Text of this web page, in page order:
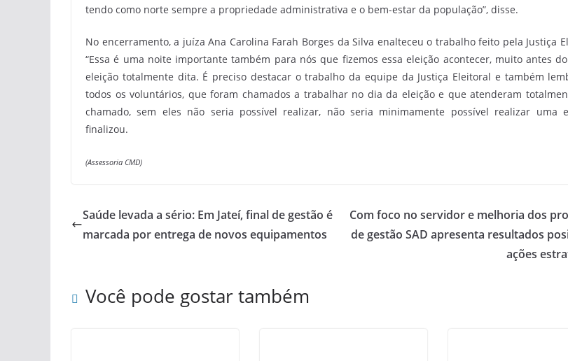
tendo como norte sempre a propriedade administrativa e o bem-estar da população”, disse.
No encerramento, a juíza Ana Carolina Farah Borges da Silva enalteceu o trabalho feito pela Justiça
“Essa é uma noite importante também para nós que fizemos essa eleição acontecer, muito antes
eleição totalmente dita. É preciso destacar o trabalho da equipe da Justiça Eleitoral e também
todos os voluntários, que foram chamados a trabalhar no dia da eleição e que atenderam
chamado, sem eles não seria possível realizar, não seria minimamente possível realizar uma
finalizou.
(Assessoria CMD)
Saúde levada a sério: Em Jateí, final de gestão é
marcada por entrega de novos equipamentos
Com foco no servidor e melhoria dos
de gestão SAD apresenta resultados
ações
Você pode gostar também